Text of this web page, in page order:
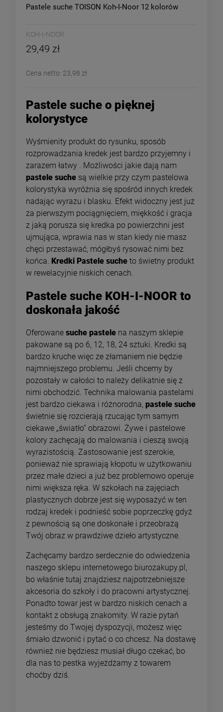
Pastele suche TOISON Koh-I-Noor 12 kolorów
KOH-I-NOOR
29,49 zł
Cena netto: 23,98 zł
Pastele suche o pięknej
kolorystyce
Wyśmienity produkt do rysunku, sposób
rozprowadzania kredek jest bardzo przyjemny i
zarazem łatwy . Możliwości jakie dają nam
pastele suche są wielkie przy czym pastelowa
kolorystyka wyróżnia się spośród innych kredek
nadając wyrazu i blasku. Efekt widoczny jest już
za pierwszym pociągnięciem, miękkość i gracja
z jaką porusza się kredka po powierzchni jest
ujmująca, wprawia nas w stan kiedy nie masz
chęci przestawać, mógłbyś rysować nimi bez
końca. Kredki Pastele suche to świetny produkt
w rewelacyjnie niskich cenach.
Pastele suche KOH-I-NOOR to
doskonała jakość
Oferowane suche pastele na naszym sklepie
pakowane są po 6, 12, 18, 24 sztuki. Kredki są
bardzo kruche więc ze złamaniem nie będzie
najmniejszego problemu. Jeśli chcemy by
pozostały w całości to należy delikatnie się z
nimi obchodzić. Technika malowania pastelami
jest bardzo ciekawa i różnorodna, pastele suche
świetnie się rozcierają rzucając tym samym
ciekawe „światło” obrazowi. Żywe i pastelowe
kolory zachęcają do malowania i cieszą swoją
wyrazistością. Zastosowanie jest szerokie,
ponieważ nie sprawiają kłopotu w użytkowaniu
przez małe dzieci a już bez problemowo operuje
nimi większa ręka. W szkołach na zajęciach
plastycznych dobrze jest się wyposażyć w ten
rodzaj kredek i podnieść sobie poprzeczkę gdyż
z pewnością są one doskonałe i przeobrażą
Twój obraz w prawdziwe dzieło artystyczne.
Zachęcamy bardzo serdecznie do odwiedzenia
naszego sklepu internetowego biurozakupy.pl,
bo właśnie tutaj znajdziesz najpotrzebniejsze
akcesoria do szkoły i do pracowni artystycznej.
Ponadto towar jest w bardzo niskich cenach a
kontakt z obsługą znakomity. W razie pytań
jesteśmy do Twojej dyspozycji, możesz więc
śmiało dzwonić i pytać o co chcesz. Na dostawę
również nie będziesz musiał długo czekać, bo
dla nas to pestka wyjeżdżamy z towarem
choćby dziś.